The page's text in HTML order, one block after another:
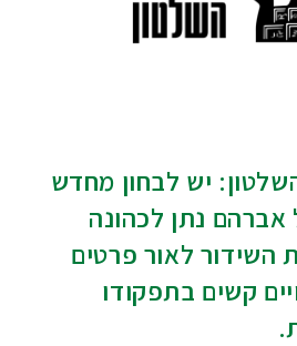
יש לבחון מחדש
נתן לכהונה
השידור לאור פרטים
קשים בתפקודו